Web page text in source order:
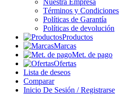
Nuestra Empresa
Términos y Condiciones
Políticas de Garantía
Políticas de devolución
Productos
Marcas
Met. de pago
Ofertas
Lista de deseos
Comparar
Inicio De Sesión / Registrarse